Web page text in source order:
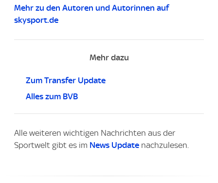
Mehr zu den Autoren und Autorinnen auf
skysport.de
Mehr dazu
Zum Transfer Update
Alles zum BVB
Alle weiteren wichtigen Nachrichten aus der
Sportwelt gibt es im News Update nachzulesen.